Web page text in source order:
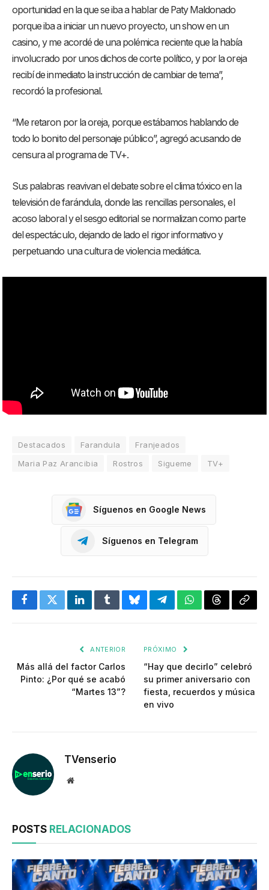
oportunidad en la que se iba a hablar de Paty Maldonado
porque iba a iniciar un nuevo proyecto, un show en un
casino, y me acordé de una polémica reciente que la había
involucrado por unos dichos de corte político, y por la oreja
recibí de inmediato la instrucción de cambiar de tema”,
recordó la profesional.
“Me retaron por la oreja, porque estábamos hablando de
todo lo bonito del personaje público”, agregó acusando de
censura al programa de TV+.
Sus palabras reavivan el debate sobre el clima tóxico en la
televisión de farándula, donde las rencillas personales, el
acoso laboral y el sesgo editorial se normalizan como parte
del espectáculo, dejando de lado el rigor informativo y
perpetuando una cultura de violencia mediática.
Destacados Farandula
Franjeados
Maria Paz Arancibia
Rostros Sigueme TV+
Síguenos en Google News
Síguenos en Telegram
FacebookTwitterLinkedInTumblrBlueskyTelegramWhatsApp
Threads
ANTERIOR
Más allá del factor Carlos
Pinto: ¿Por qué se acabó
“Martes 13”?
PRÓXIMO
“Hay que decirlo” celebró
su primer aniversario con
fiesta, recuerdos y música
en vivo
TVenserio
Website
POSTS RELACIONADOS